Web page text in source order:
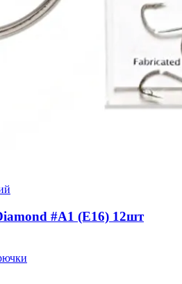
#A1 (E16) 12шт